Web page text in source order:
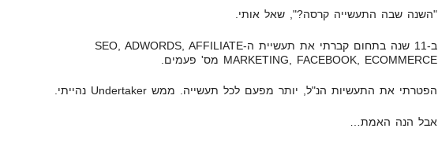
"השנה שבה התעשייה קרסה?", שאל אותי.
ב-11 שנה בתחום קברתי את תעשיית ה-SEO, ADWORDS, AFFILIATE
MARKETING, FACEBOOK, ECOMMERCE מס' פעמים.
הפטרתי את התעשיות הנ"ל, יותר מפעם לכל תעשייה. ממש Undertaker נהייתי.
אבל הנה האמת…